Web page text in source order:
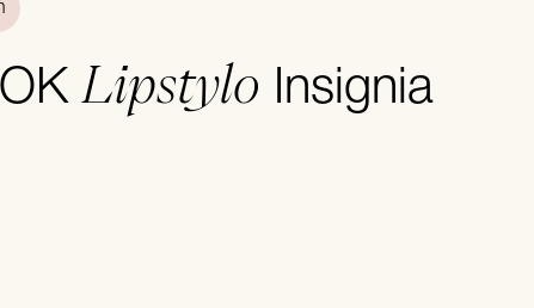
Lipstylo Insignia